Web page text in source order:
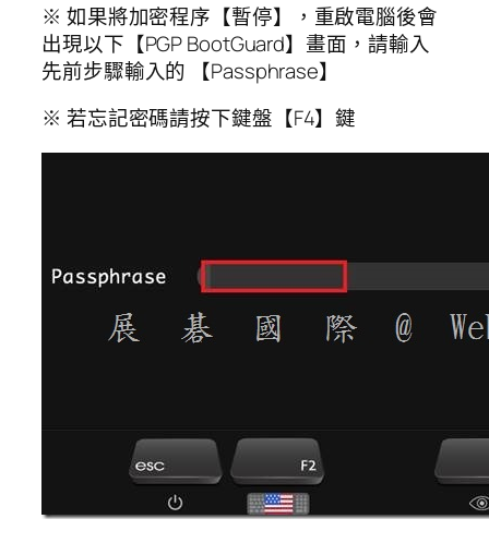
※ 如果將加密程序【暫停】，重啟電腦後會
出現以下【PGP BootGuard】畫面，請輸入
先前步驟輸入的 【Passphrase】
※ 若忘記密碼請按下鍵盤【F4】鍵